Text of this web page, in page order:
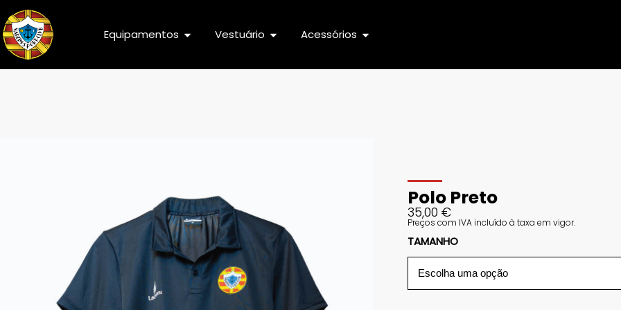
Equipamentos Vestuário Acessórios
Polo Preto
35,00 €
Preços com IVA incluído à taxa em vigor.
TAMANHO